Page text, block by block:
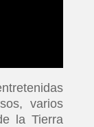
varios
la Tierra